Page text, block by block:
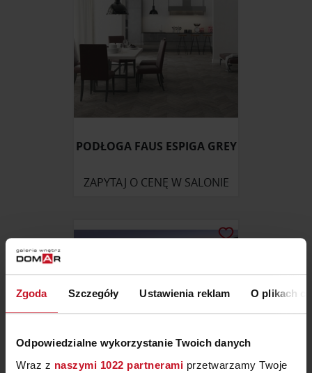
Zgoda Szczegóły Ustawienia reklam O plikach
Odpowiedzialne wykorzystanie Twoich danych
Wraz z naszymi 1022 partnerami przetwarzamy Twoje
PODŁOGA FAUS ESPIGA GREY
ZAPYTAJ O CENĘ W SALONIE